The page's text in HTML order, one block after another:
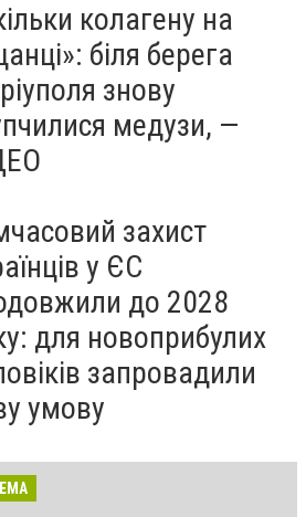
колагену на
біля берега
знову
медузи, —
захист
у ЄС
до 2028
для новоприбулих
запровадили
умову